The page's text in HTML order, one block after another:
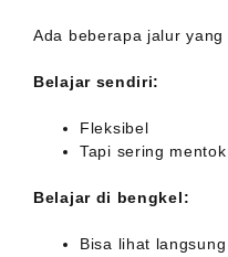
Ada beberapa jalur
Belajar sendiri:
Fleksibel
Tapi sering
Belajar di bengkel:
Bisa lihat langsung